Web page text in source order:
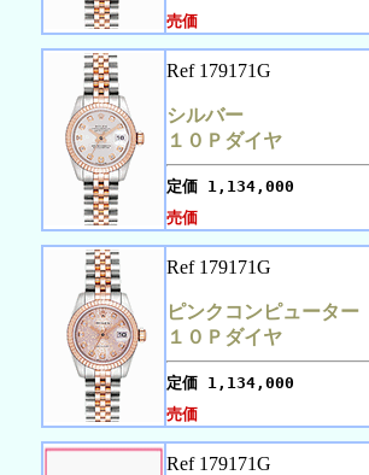
売価
Ref 179171G
シルバー
１０Ｐダイヤ
定価 1,134,000
売価
Ref 179171G
ピンクコンピューター
１０Ｐダイヤ
定価 1,134,000
売価
Ref 179171G